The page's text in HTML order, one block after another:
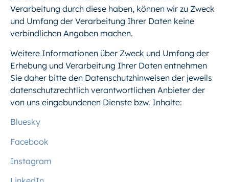
Verarbeitung durch diese haben, können wir zu Zweck
und Umfang der Verarbeitung Ihrer Daten keine
verbindlichen Angaben machen.
Weitere Informationen über Zweck und Umfang der
Erhebung und Verarbeitung Ihrer Daten entnehmen
Sie daher bitte den Datenschutzhinweisen der jeweils
datenschutzrechtlich verantwortlichen Anbieter der
von uns eingebundenen Dienste bzw. Inhalte:
Bluesky
Facebook
Instagram